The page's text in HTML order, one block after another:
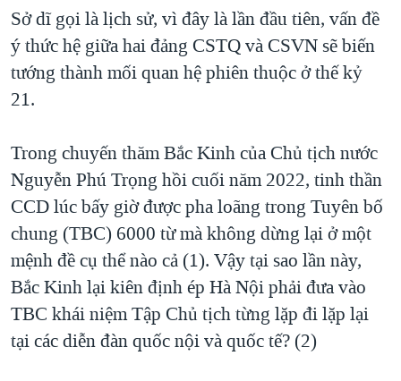
Sở dĩ gọi là lịch sử, vì đây là lần đầu tiên, vấn đề
ý thức hệ giữa hai đảng CSTQ và CSVN sẽ biến
tướng thành mối quan hệ phiên thuộc ở thế kỷ
21.
Trong chuyến thăm Bắc Kinh của Chủ tịch nước
Nguyễn Phú Trọng hồi cuối năm 2022, tinh thần
CCD lúc bấy giờ được pha loãng trong Tuyên bố
chung (TBC) 6000 từ mà không dừng lại ở một
mệnh đề cụ thể nào cả (1). Vậy tại sao lần này,
Bắc Kinh lại kiên định ép Hà Nội phải đưa vào
TBC khái niệm Tập Chủ tịch từng lặp đi lặp lại
tại các diễn đàn quốc nội và quốc tế? (2)